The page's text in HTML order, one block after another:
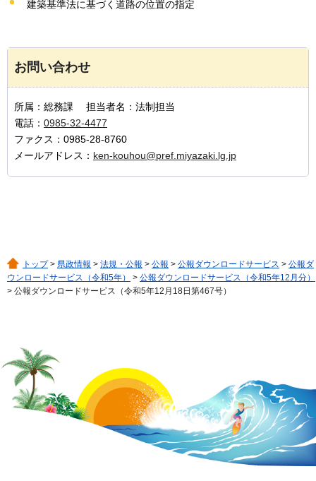
建築基準法に基づく道路の位置の指定
お問い合わせ
所属：総務課 担当者名：法制担当
電話： 0985-32-4477
ファクス：0985-28-8760
メールアドレス： ken-kouhou@pref.miyazaki.lg.jp
トップ> 県政情報 > 法規・公報 > 公報 > 公報ダウンロードサービス > 公報ダ
ウンロードサービス（令和5年）
> 公報ダウンロードサービス（令和5年12月分）
> 公報ダウンロードサービス（令和5年12月18日第467号）